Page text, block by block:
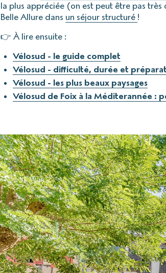
la plus appréciée (on est peut être pas très
Belle Allure dans un séjour structuré !
👉 À lire ensuite :
Vélosud - le guide complet
Vélosud - difficulté, durée et
Vélosud - les plus beaux paysages
Vélosud de Foix à la Méditerannée :